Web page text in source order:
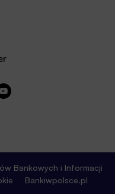
Bankowych i Informacji
Bankiwpolsce.pl